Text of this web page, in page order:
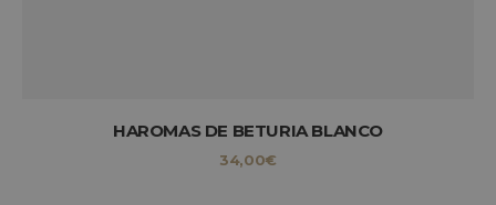
HAROMAS DE BETURIA BLANCO
34,00€